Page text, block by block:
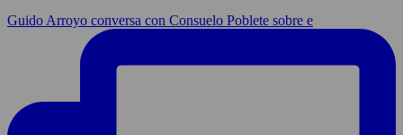
Guido Arroyo conversa con Consuelo Poblete sobre e